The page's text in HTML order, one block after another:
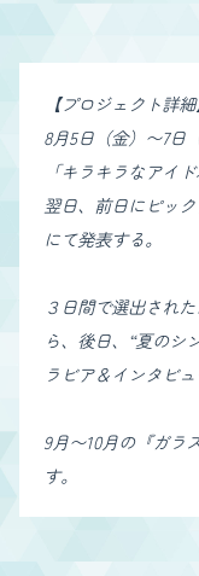
【プロジェクト詳細
8月5日（金）〜7日
「キラキラなアイ
翌日、前日にピッ
にて発表する。
３日間で選出され
ら、後日、“夏のシ
ラビア＆インタビ
9月〜10月の『ガラ
す。